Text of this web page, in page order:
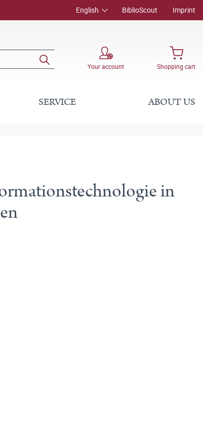
English BiblioScout Imprint
Your account Shopping cart
SERVICE ABOUT US
in